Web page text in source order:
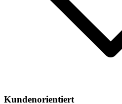
Kundenorientiert